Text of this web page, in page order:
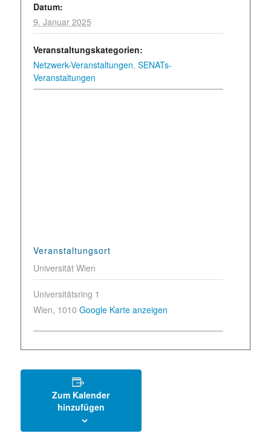
Datum:
9. Januar 2025
Veranstaltungskategorien:
Netzwerk-Veranstaltungen, SENATs-
Veranstaltungen
Veranstaltungsort
Universität Wien
Universitätsring 1
Wien, 1010 Google Karte anzeigen
Zum Kalender
hinzufügen